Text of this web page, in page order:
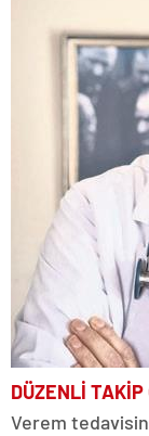
DÜZENLİ TAKİP
Verem